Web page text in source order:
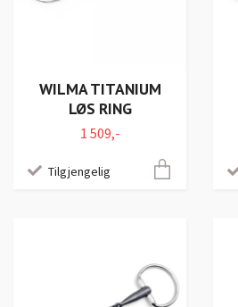
WILMA TITANIUM
LØS RING
1 509,-
Tilgjengelig